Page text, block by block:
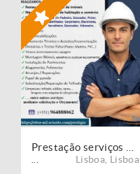
Lisboa Lisboa